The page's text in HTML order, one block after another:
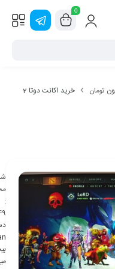
0
خرید اکانت دوتا 2
: